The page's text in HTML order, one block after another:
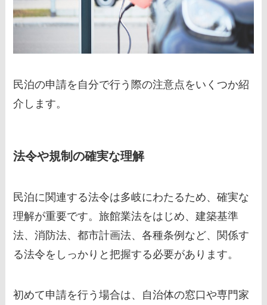
民泊の申請を自分で行う際の注意点をいくつか紹
介します。
法令や規制の確実な理解
民泊に関連する法令は多岐にわたるため、確実な
理解が重要です。旅館業法をはじめ、建築基準
法、消防法、都市計画法、各種条例など、関係す
る法令をしっかりと把握する必要があります。
初めて申請を行う場合は、自治体の窓口や専門家